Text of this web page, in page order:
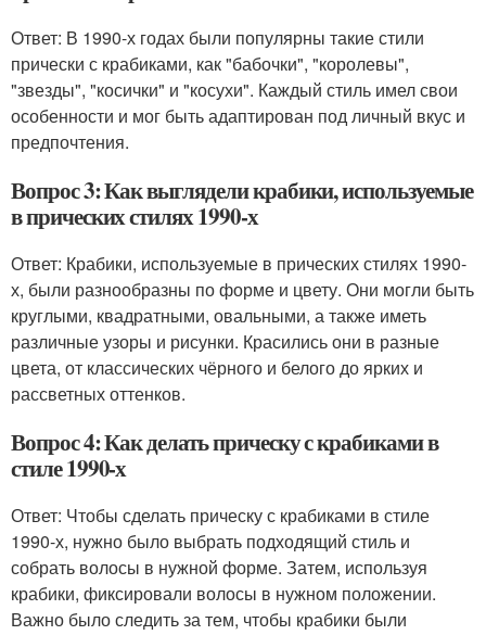
Ответ: В 1990-х годах были популярны такие стили
прически с крабиками, как "бабочки", "королевы",
"звезды", "косички" и "косухи". Каждый стиль имел свои
особенности и мог быть адаптирован под личный вкус и
предпочтения.
Вопрос 3: Как выглядели крабики, используемые
в прических стилях 1990-х
Ответ: Крабики, используемые в прических стилях 1990-
х, были разнообразны по форме и цвету. Они могли быть
круглыми, квадратными, овальными, а также иметь
различные узоры и рисунки. Красились они в разные
цвета, от классических чёрного и белого до ярких и
рассветных оттенков.
Вопрос 4: Как делать прическу с крабиками в
стиле 1990-х
Ответ: Чтобы сделать прическу с крабиками в стиле
1990-х, нужно было выбрать подходящий стиль и
собрать волосы в нужной форме. Затем, используя
крабики, фиксировали волосы в нужном положении.
Важно было следить за тем, чтобы крабики были